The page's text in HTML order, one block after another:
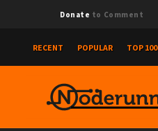
Donate to Comment
RECENT POPULAR TOP 100